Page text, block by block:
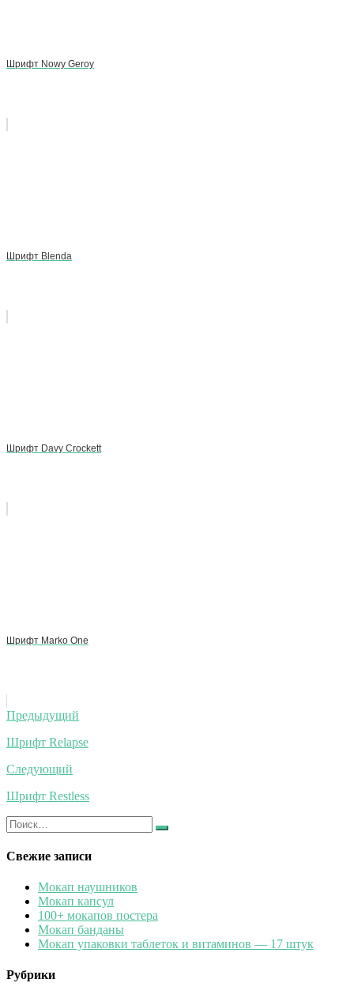
Шрифт Nowy Geroy
Шрифт Blenda
Шрифт Davy Crockett
Шрифт Marko One
Навигация
по
записям
Предыдущий
Шрифт Relapse
Следующий
Шрифт Restless
Искать:
Найти
Свежие записи
Мокап наушников
Мокап капсул
100+ мокапов постера
Мокап банданы
Мокап упаковки таблеток и витаминов — 17 штук
Рубрики